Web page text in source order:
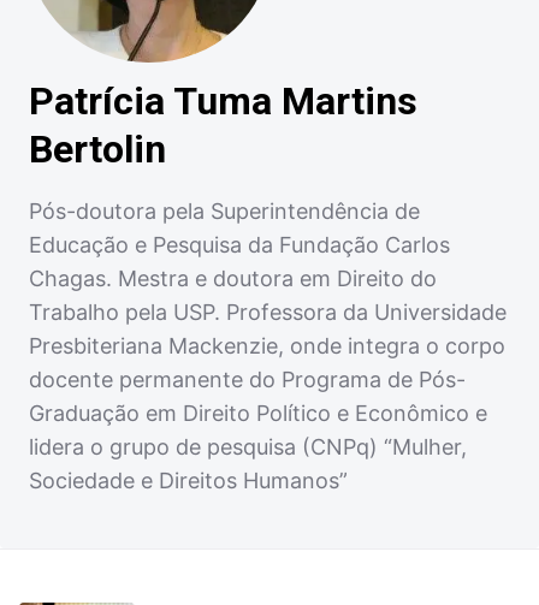
Patrícia Tuma Martins
Bertolin
Pós-doutora pela Superintendência de
Educação e Pesquisa da Fundação Carlos
Chagas. Mestra e doutora em Direito do
Trabalho pela USP. Professora da Universidade
Presbiteriana Mackenzie, onde integra o corpo
docente permanente do Programa de Pós-
Graduação em Direito Político e Econômico e
lidera o grupo de pesquisa (CNPq) “Mulher,
Sociedade e Direitos Humanos”